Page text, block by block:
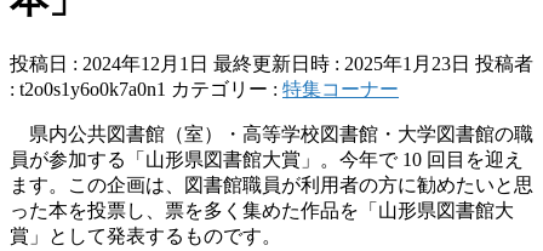
投稿日 : 2024年12月1日 最終更新日時 : 2025年1月23日 投稿者
: t2o0s1y6o0k7a0n1 カテゴリー : 特集コーナー
県内公共図書館（室）・高等学校図書館・大学図書館の職
員が参加する「山形県図書館大賞」。今年で 10 回目を迎え
ます。この企画は、図書館職員が利用者の方に勧めたいと思
った本を投票し、票を多く集めた作品を「山形県図書館大
賞」として発表するものです。